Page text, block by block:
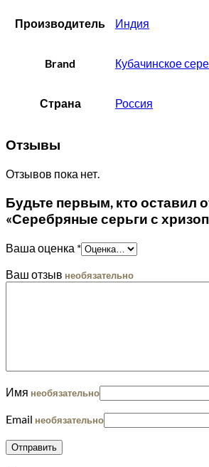
Производитель Индия
Brand Кубачинское
Страна Россия
Отзывы
Отзывов пока нет.
Будьте первым, кто оставил
«Серебряные серьги с
Ваша оценка *
Ваш отзыв необязательно
Имя необязательно
Email необязательно